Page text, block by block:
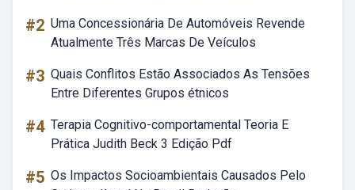
#2 Uma Concessionária De Automóveis Revende
Atualmente Três Marcas De Veículos
#3 Quais Conflitos Estão Associados As Tensões
Entre Diferentes Grupos étnicos
#4 Terapia Cognitivo-comportamental Teoria E
Prática Judith Beck 3 Edição Pdf
#5 Os Impactos Socioambientais Causados Pelo